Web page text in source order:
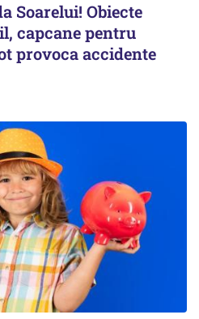
Soarelui! Obiecte
capcane pentru
provoca accidente